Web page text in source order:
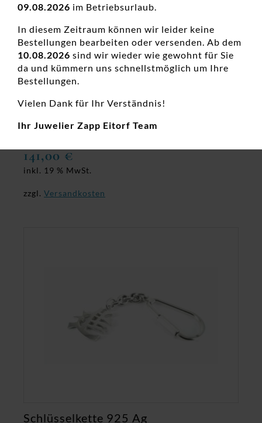
Für Ihn, Herrenanhänger, Neuheiten
141,00€
inkl. 19 % MwSt.
zzgl. Versandkosten
Schlüsselkette 925 Ag
09.08.2026 im Betriebsurlaub.
In diesem Zeitraum können wir leider keine
Bestellungen bearbeiten oder versenden. Ab dem
10.08.2026 sind wir wieder wie gewohnt für Sie
da und kümmern uns schnellstmöglich um Ihre
Bestellungen.
Vielen Dank für Ihr Verständnis!
Ihr Juwelier Zapp Eitorf Team